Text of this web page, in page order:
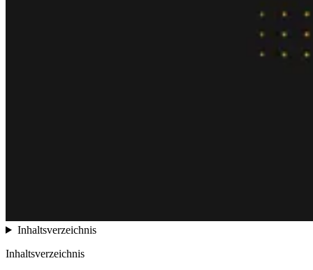
Inhaltsverzeichnis
Inhaltsverzeichnis